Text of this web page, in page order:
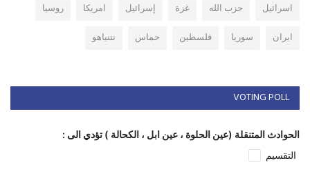
اسرائيل
حزب الله غزة إسرائيل امريكا
روسيا
ايران
سوريا فلسطين حماس نتنياهو
VOTING POLL
الحوادث المتنقلة (عين الحلوة ، عين ابل ، الكحالة ) تؤدي الى :
التقسيم